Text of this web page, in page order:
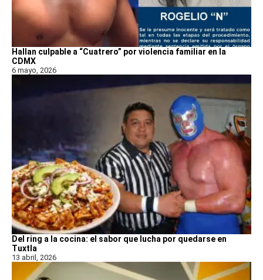
Hallan culpable a “Cuatrero” por violencia familiar en la
CDMX
6 mayo, 2026
Del ring a la cocina: el sabor que lucha por quedarse en
Tuxtla
13 abril, 2026